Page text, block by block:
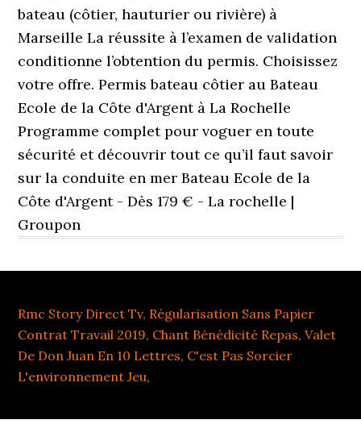
Rmc Story Direct Tv, Régularisation Sans Papier
Contrat Travail 2019, Chant Bénédicité Repas,Valet
De Don Juan En 10 Lettres, C'est Pas Sorcier
L'environnement Jeu,